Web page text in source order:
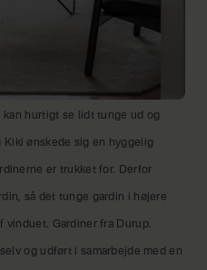
kan hurtigt se lidt tunge ud og
ønskede sig en hyggelig
er trukket for. Derfor
så det tunge gardin i højere
vinduet. Gardiner fra Durup.
og udført i samarbejde med en